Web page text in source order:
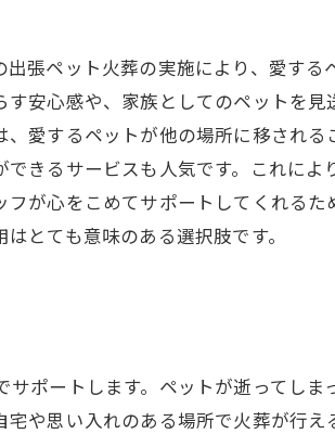
張ペット火葬の実施により、愛する
安心感や、家族としてのペットを見
愛するペットが他の場所に移される
きるサービスも人気です。これによ
が心をこめてサポートしてくれるた
とても意味のある選択肢です。
ポートします。ペットが逝ってしま
や思い入れのある場所で火葬が行